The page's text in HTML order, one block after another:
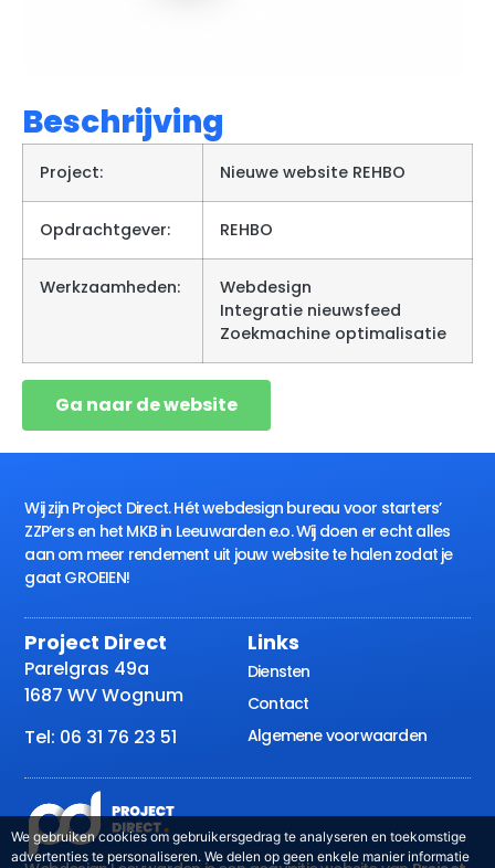
Beschrijving
Project: Nieuwe website REHBO
Opdrachtgever: REHBO
Werkzaamheden:
Webdesign
Integratie nieuwsfeed
Zoekmachine optimalisatie
Ga naar de website
Wij zijn Project Direct. Hét webdesign bureau voor starters’
ZZP’ers en het MKB in Leeuwarden e.o. Wij doen er echt alles
aan om meer rendement uit jouw website te halen zodat je
gaat GROEIEN!
Project Direct
Parelgras 49a
1687 WV Wognum
Tel: 06 31 76 23 51
Links
Diensten
Contact
Algemene voorwaarden
We gebruiken cookies om gebruikersgedrag te analyseren en toekomstige
advertenties te personaliseren. We delen op geen enkele manier informatie